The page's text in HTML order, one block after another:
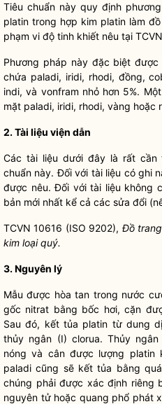
Tiêu chuẩn này quy định
platin trong hợp kim platin làm
phạm vi độ tinh khiết nêu tại
Phương pháp này đặc biệt
chứa paladi, iridi, rhodi, đồng,
indi, và vonfram nhỏ hơn 5%.
mặt paladi, iridi, rhodi, vàng hoặc
2. Tài liệu viện dẫn
Các tài liệu dưới đây là rất
chuẩn này. Đối với tài liệu có ghi
được nêu. Đối với tài liệu không
bản mới nhất kể cả các sửa đổi
TCVN 10616 (ISO 9202), Đồ
kim loại quý.
3. Nguyên lý
Mẫu được hòa tan trong nước
gốc nitrat bằng bốc hơi, cặn
Sau đó, kết tủa platin từ dung
thủy ngân (I) clorua. Thủy
nóng và cân được lượng platin
paladi cũng sẽ kết tủa bằng
chúng phải được xác định riêng
nguyên tử hoặc quang phổ phát